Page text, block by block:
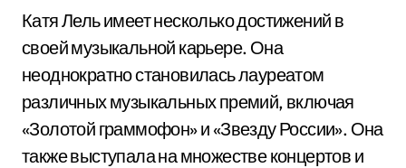
Катя Лель имеет несколько достижений в
своей музыкальной карьере. Она
неоднократно становилась лауреатом
различных музыкальных премий, включая
«Золотой граммофон» и «Звезду России». Она
также выступала на множестве концертов и